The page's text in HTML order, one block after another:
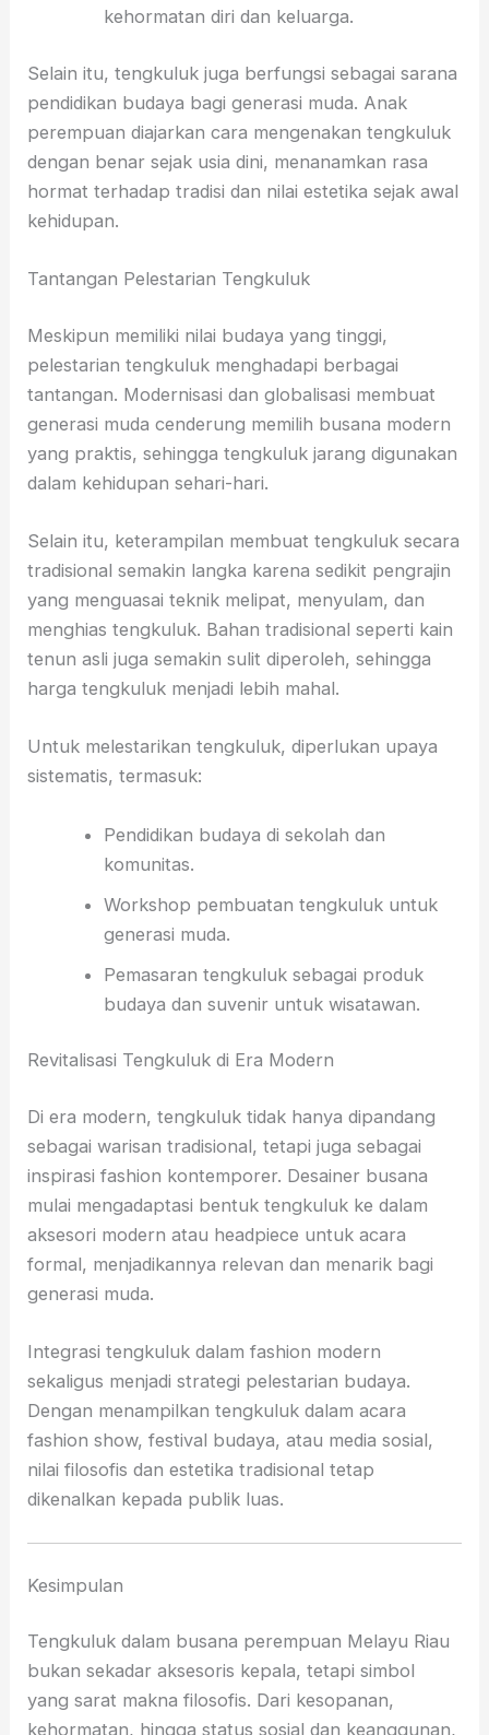
kehormatan diri dan keluarga.
Selain itu, tengkuluk juga berfungsi sebagai sarana
pendidikan budaya bagi generasi muda. Anak
perempuan diajarkan cara mengenakan tengkuluk
dengan benar sejak usia dini, menanamkan rasa
hormat terhadap tradisi dan nilai estetika sejak awal
kehidupan.
Tantangan Pelestarian Tengkuluk
Meskipun memiliki nilai budaya yang tinggi,
pelestarian tengkuluk menghadapi berbagai
tantangan. Modernisasi dan globalisasi membuat
generasi muda cenderung memilih busana modern
yang praktis, sehingga tengkuluk jarang digunakan
dalam kehidupan sehari-hari.
Selain itu, keterampilan membuat tengkuluk secara
tradisional semakin langka karena sedikit pengrajin
yang menguasai teknik melipat, menyulam, dan
menghias tengkuluk. Bahan tradisional seperti kain
tenun asli juga semakin sulit diperoleh, sehingga
harga tengkuluk menjadi lebih mahal.
Untuk melestarikan tengkuluk, diperlukan upaya
sistematis, termasuk:
Pendidikan budaya di sekolah dan
komunitas.
Workshop pembuatan tengkuluk untuk
generasi muda.
Pemasaran tengkuluk sebagai produk
budaya dan suvenir untuk wisatawan.
Revitalisasi Tengkuluk di Era Modern
Di era modern, tengkuluk tidak hanya dipandang
sebagai warisan tradisional, tetapi juga sebagai
inspirasi fashion kontemporer. Desainer busana
mulai mengadaptasi bentuk tengkuluk ke dalam
aksesori modern atau headpiece untuk acara
formal, menjadikannya relevan dan menarik bagi
generasi muda.
Integrasi tengkuluk dalam fashion modern
sekaligus menjadi strategi pelestarian budaya.
Dengan menampilkan tengkuluk dalam acara
fashion show, festival budaya, atau media sosial,
nilai filosofis dan estetika tradisional tetap
dikenalkan kepada publik luas.
Kesimpulan
Tengkuluk dalam busana perempuan Melayu Riau
bukan sekadar aksesoris kepala, tetapi simbol
yang sarat makna filosofis. Dari kesopanan,
kehormatan, hingga status sosial dan keanggunan,